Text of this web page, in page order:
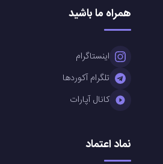
همراه ما باشید
اینستاگرام
تلگرام آکوردها
کانال آپارات
نماد اعتماد